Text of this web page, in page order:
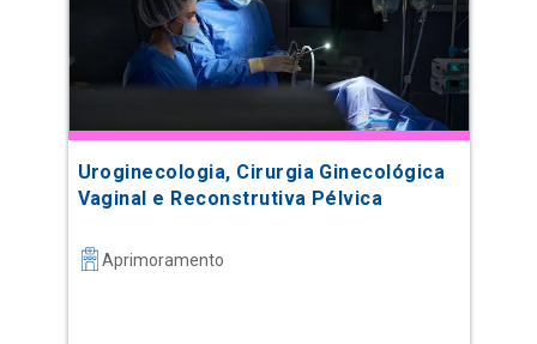
Uroginecologia, Cirurgia Ginecológica
Vaginal e Reconstrutiva Pélvica
Aprimoramento